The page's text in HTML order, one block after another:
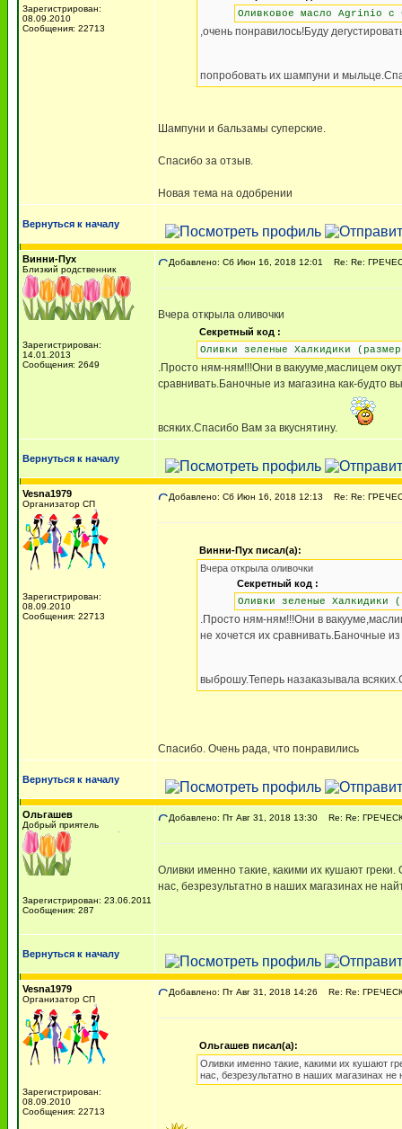
Зарегистрирован:
08.09.2010
Сообщения: 22713
Оливковое масло Agrinio с
,очень понравилось!Буду
попробовать их шампуни и
Шампуни и бальзамы суперские.
Спасибо за отзыв.
Новая тема на одобрении
Вернуться к началу
Винни-Пух
Близкий родственник
Зарегистрирован:
14.01.2013
Сообщения: 2649
Добавлено: Сб Июн 16, 2018 12:01 Re: Re:
Вчера открыла оливочки
Секретный код :
Оливки зеленые Халкидики
.Просто ням-ням!!!Они в вакууме,маслицем
сравнивать.Баночные из магазина как-будто
всяких.Спасибо Вам за вкуснятину.
Вернуться к началу
Vesna1979
Организатор СП
Зарегистрирован:
08.09.2010
Сообщения: 22713
Добавлено: Сб Июн 16, 2018 12:13 Re: Re:
Винни-Пух писал(а):
Вчера открыла оливочки
Секретный код :
Оливки зеленые Халкидики
.Просто ням-ням!!!Они в
не хочется их сравнивать.Баночные
выброшу.Теперь назаказывала
Спасибо. Очень рада, что понравились
Вернуться к началу
Ольгашев
Добрый приятель
Зарегистрирован: 23.06.2011
Сообщения: 287
Добавлено: Пт Авг 31, 2018 13:30 Re: Re:
Оливки именно такие, какими их кушают греки.
нас, безрезультатно в наших магазинах не
Вернуться к началу
Vesna1979
Организатор СП
Зарегистрирован:
08.09.2010
Сообщения: 22713
Добавлено: Пт Авг 31, 2018 14:26 Re: Re:
Ольгашев писал(а):
Оливки именно такие, какими их кушают
нас, безрезультатно в наших магазинах